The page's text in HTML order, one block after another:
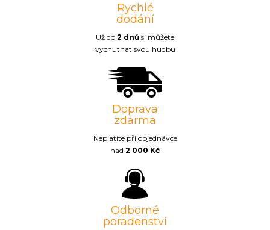
Rychlé
dodání
Už do 2 dnů si můžete
vychutnat svou hudbu
Doprava
zdarma
Neplatíte při objednávce
nad 2 000 Kč
Odborné
poradenství